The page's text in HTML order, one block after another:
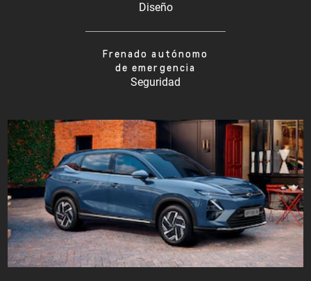
Diseño
Frenado autónomo
de emergencia
Seguridad